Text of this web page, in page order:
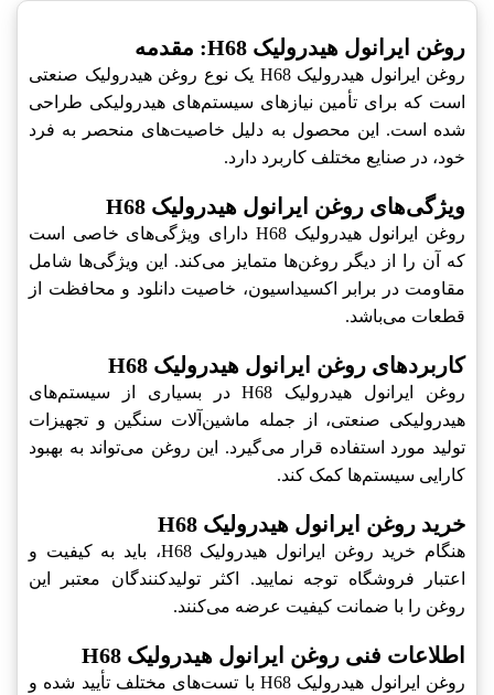
روغن ایرانول هیدرولیک H68: مقدمه
روغن ایرانول هیدرولیک H68 یک نوع روغن هیدرولیک صنعتی
است که برای تأمین نیازهای سیستم‌های هیدرولیکی طراحی
شده است. این محصول به دلیل خاصیت‌های منحصر به فرد
خود، در صنایع مختلف کاربرد دارد.
ویژگی‌های روغن ایرانول هیدرولیک H68
روغن ایرانول هیدرولیک H68 دارای ویژگی‌های خاصی است
که آن را از دیگر روغن‌ها متمایز می‌کند. این ویژگی‌ها شامل
مقاومت در برابر اکسیداسیون، خاصیت دانلود و محافظت از
قطعات می‌باشد.
کاربردهای روغن ایرانول هیدرولیک H68
روغن ایرانول هیدرولیک H68 در بسیاری از سیستم‌های
هیدرولیکی صنعتی، از جمله ماشین‌آلات سنگین و تجهیزات
تولید مورد استفاده قرار می‌گیرد. این روغن می‌تواند به بهبود
کارایی سیستم‌ها کمک کند.
خرید روغن ایرانول هیدرولیک H68
هنگام خرید روغن ایرانول هیدرولیک H68، باید به کیفیت و
اعتبار فروشگاه توجه نمایید. اکثر تولیدکنندگان معتبر این
روغن را با ضمانت کیفیت عرضه می‌کنند.
اطلاعات فنی روغن ایرانول هیدرولیک H68
روغن ایرانول هیدرولیک H68 با تست‌های مختلف تأیید شده و